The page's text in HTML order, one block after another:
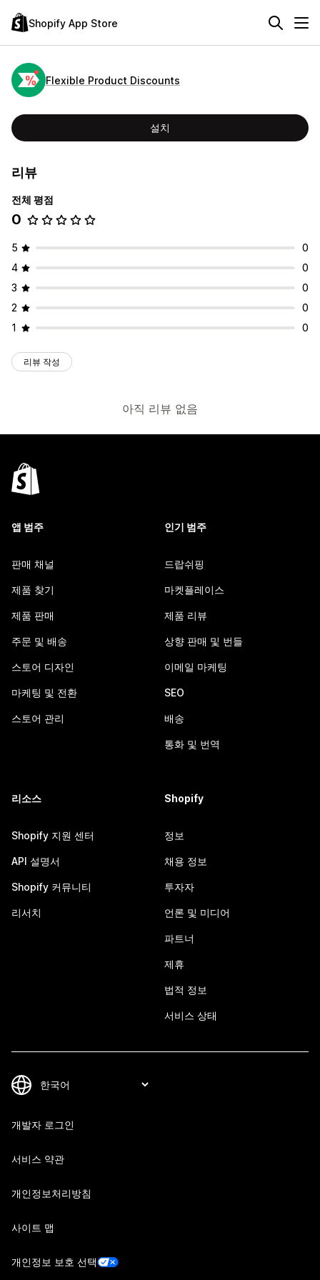
Shopify App Store
Flexible Product Discounts
설치
리뷰
전체 평점
0
5
0
4
0
3
0
2
0
1
0
리뷰 작성
아직 리뷰 없음
앱 범주
판매 채널
제품 찾기
제품 판매
주문 및 배송
스토어 디자인
마케팅 및 전환
스토어 관리
인기 범주
드랍쉬핑
마켓플레이스
제품 리뷰
상향 판매 및 번들
이메일 마케팅
SEO
배송
통화 및 번역
리소스
Shopify 지원 센터
API 설명서
Shopify 커뮤니티
리서치
Shopify
정보
채용 정보
투자자
언론 및 미디어
파트너
제휴
법적 정보
서비스 상태
개발자 로그인
서비스 약관
개인정보처리방침
사이트 맵
개인정보 보호 선택